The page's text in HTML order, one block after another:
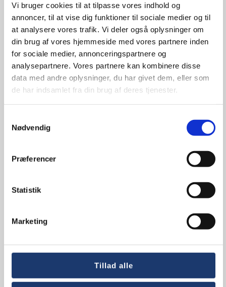
Vi bruger cookies til at tilpasse vores indhold og
annoncer, til at vise dig funktioner til sociale medier og til
at analysere vores trafik. Vi deler også oplysninger om
din brug af vores hjemmeside med vores partnere inden
for sociale medier, annonceringspartnere og
analysepartnere. Vores partnere kan kombinere disse
data med andre oplysninger, du har givet dem, eller som
de har indsamlet fra din brug af deres tjenester.
Nødvendig
Præferencer
Statistik
Marketing
Tillad alle
Kontakt os
AV-HUSET A/S
Jernbuen 1
4700 Næstved
Danmark
CVR 13828687
+45 5577 4030
Lydanlæg